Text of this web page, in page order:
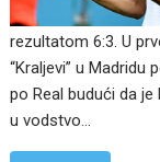
rezultatom 6:3. U
“Kraljevi” u Madridu
po Real budući da
u vodstvo…